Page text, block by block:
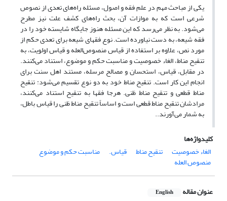
یکی از مباحث مهم در علم فقه و اصول، مسئله راه‌های تعدی از نصوص
شرعی است که به موازات آن، بحث راه‌های کشف علت نیز مطرح
می‌شود. به نظر می‌رسد که این مسئله هنوز جایگاه شایسته خود را در
فقه شیعه، به دست نیاورده است. نوع فقهای شیعه برای تعدی حکم از
مورد نص، علاوه بر استفاده از قیاس منصوص‌العله و قیاس اولویت، به
تنقیح مناط، الغاء خصوصیت و مناسبت حکم و موضوع، استناد می‌کنند.
در مقابل، قیاس، استحسان و مصالح مرسله، مستند اهل سنت برای
انجام این کار است. تنقیح مناط خود به دو نوع تقسیم می‌شود: تنقیح
مناط قطعی و تنقیح مناط ظنی. هرجا فقها به تنقیح استناد می‌کنند،
مرادشان تنقیح مناط قطعی است و اساساً تنقیح مناط ظنی را قیاس باطل،
به شمار می‌آورند..
کلیدواژه‌ها
الغاء خصوصیت
تنقیح مناط قیاس. مناسبت حکم و موضوع
منصوص العله
عنوان مقاله English